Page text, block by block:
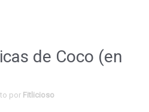
de Coco (en
por Fitlicioso